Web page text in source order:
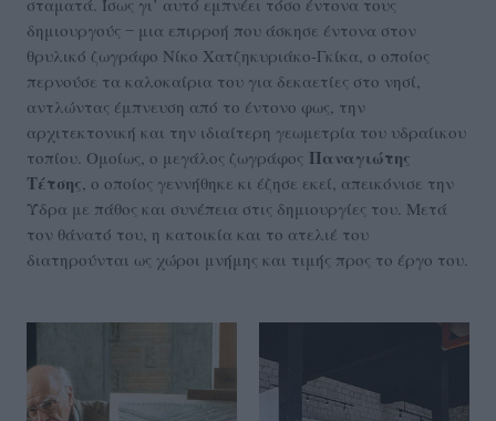
δημιουργούς ‒ μια επιρροή που άσκησε έντονα στον
θρυλικό ζωγράφο Νίκο Χατζηκυριάκο-Γκίκα, ο οποίος
περνούσε τα καλοκαίρια του για δεκαετίες στο νησί,
αντλώντας έμπνευση από το έντονο φως, την
αρχιτεκτονική και την ιδιαίτερη γεωμετρία του υδραίικου
τοπίου. Ομοίως, ο μεγάλος ζωγράφος Παναγιώτης
Τέτσης , ο οποίος γεννήθηκε κι έζησε εκεί, απεικόνισε την
Ύδρα με πάθος και συνέπεια στις δημιουργίες του. Μετά
τον θάνατό του, η κατοικία και το ατελιέ του
διατηρούνται ως χώροι μνήμης και τιμής προς το έργο του.